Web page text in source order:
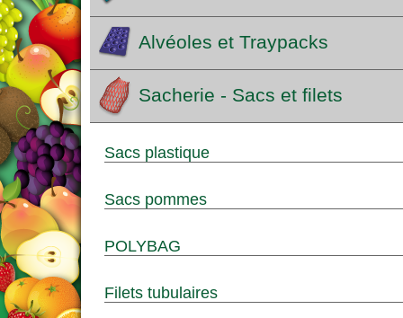
Alvéoles et Traypacks
Sacherie - Sacs et filets
Sacs plastique
Sacs pommes
POLYBAG
Filets tubulaires